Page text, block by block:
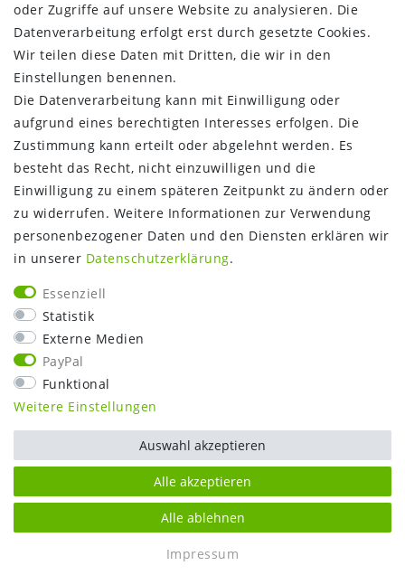
INFORMATIONEN:
Zahlungsinformationen
Versandinformationen
Über uns
Gutschein
NEWS
Google Maps
Kundenbewertungen
Kontakt
Mein Konto
Warenkorb
Kasse
Vorteile
oder Zugriffe auf unsere Website zu analysieren. Die
Datenverarbeitung erfolgt erst durch gesetzte Cookies.
Wir teilen diese Daten mit Dritten, die wir in den
Einstellungen benennen.
Die Datenverarbeitung kann mit Einwilligung oder
aufgrund eines berechtigten Interesses erfolgen. Die
Zustimmung kann erteilt oder abgelehnt werden. Es
besteht das Recht, nicht einzuwilligen und die
Einwilligung zu einem späteren Zeitpunkt zu ändern oder
zu widerrufen. Weitere Informationen zur Verwendung
personenbezogener Daten und den Diensten erklären wir
in unserer Daten­schutz­erklärung.
Essenziell
Statistik
Externe Medien
PayPal
Funktional
Weitere Einstellungen
Alle akzeptieren
Alle ablehnen
Auswahl akzeptieren
Impressum
Plenty Lions
Bewertungen bei: ebay.de, shopvote.de ⓘ